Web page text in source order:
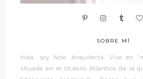
SOBRE MÍ
Hola, soy Noe. Arquitecta. Vivo en
situada en el Océano Atlántico de la